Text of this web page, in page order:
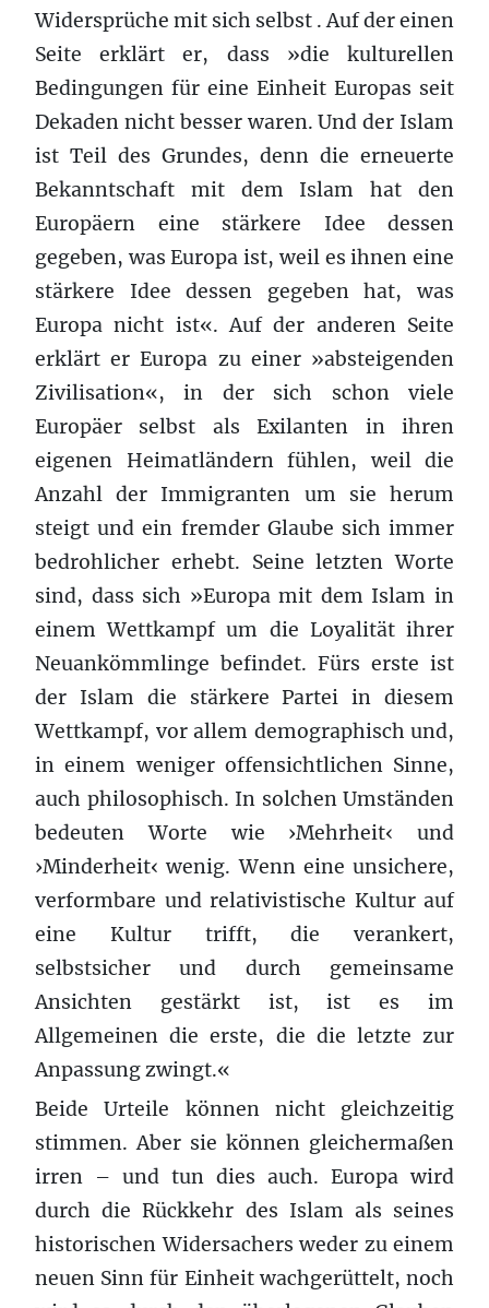
Widersprüche mit sich selbst . Auf der einen
Seite erklärt er, dass »die kulturellen
Bedingungen für eine Einheit Europas seit
Dekaden nicht besser waren. Und der Islam
ist Teil des Grundes, denn die erneuerte
Bekanntschaft mit dem Islam hat den
Europäern eine stärkere Idee dessen
gegeben, was Europa ist, weil es ihnen eine
stärkere Idee dessen gegeben hat, was
Europa nicht ist«. Auf der anderen Seite
erklärt er Europa zu einer »absteigenden
Zivilisation«, in der sich schon viele
Europäer selbst als Exilanten in ihren
eigenen Heimatländern fühlen, weil die
Anzahl der Immigranten um sie herum
steigt und ein fremder Glaube sich immer
bedrohlicher erhebt. Seine letzten Worte
sind, dass sich »Europa mit dem Islam in
einem Wettkampf um die Loyalität ihrer
Neuankömmlinge befindet. Fürs erste ist
der Islam die stärkere Partei in diesem
Wettkampf, vor allem demographisch und,
in einem weniger offensichtlichen Sinne,
auch philosophisch. In solchen Umständen
bedeuten Worte wie ›Mehrheit‹ und
›Minderheit‹ wenig. Wenn eine unsichere,
verformbare und relativistische Kultur auf
eine Kultur trifft, die verankert,
selbstsicher und durch gemeinsame
Ansichten gestärkt ist, ist es im
Allgemeinen die erste, die die letzte zur
Anpassung zwingt.«
Beide Urteile können nicht gleichzeitig
stimmen. Aber sie können gleichermaßen
irren – und tun dies auch. Europa wird
durch die Rückkehr des Islam als seines
historischen Widersachers weder zu einem
neuen Sinn für Einheit wachgerüttelt, noch